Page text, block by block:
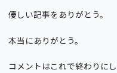
優しい記事をありがとう。
本当にありがとう。
コメントはこれで終わりにし